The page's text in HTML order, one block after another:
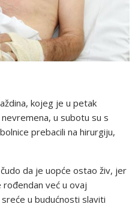
kojeg je u petak
u subotu su s
prebacili na hirurgiju,
da je uopće ostao živ, jer
već u ovaj
u budućnosti slaviti